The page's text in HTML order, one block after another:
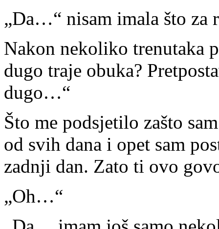
„Da…“ nisam imala što za
Nakon nekoliko trenutaka
dugo traje obuka?
dugo…“
Što me podsjetilo zašto
od svih dana i opet sam
zadnji dan. Zato ti ovo
„Oh…“